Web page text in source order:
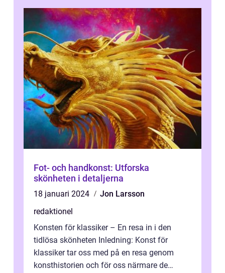
Fot- och handkonst: Utforska
skönheten i detaljerna
18 januari 2024
Jon Larsson
redaktionel
Konsten för klassiker – En resa in i den
tidlösa skönheten Inledning: Konst för
klassiker tar oss med på en resa genom
konsthistorien och för oss närmare de